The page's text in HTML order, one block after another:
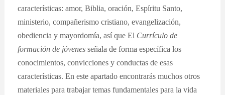
características: amor, Biblia, oración, Espíritu Santo,
ministerio, compañerismo cristiano, evangelización,
obediencia y mayordomía, así que El Currículo de
formación de jóvenes señala de forma específica los
conocimientos, convicciones y conductas de esas
características. En este apartado encontrarás muchos otros
materiales para trabajar temas fundamentales para la vida